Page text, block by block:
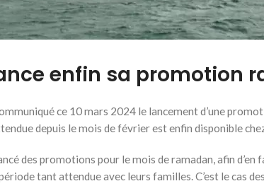
enfin sa promotion
ce 10 mars 2024 le lancement d’une
depuis le mois de février est enfin disponible
des promotions pour le mois de ramadan, afin
tant attendue avec leurs familles. C’est le cas